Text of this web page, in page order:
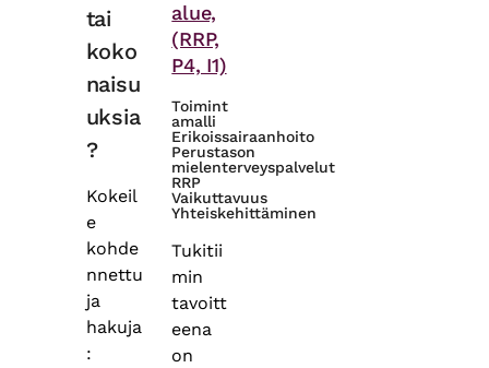
tai
koko
naisu
uksia
?
Kokeil
e
kohde
nnettu
ja
hakuja
:
alue,
(RRP,
P4, I1)
Toimint
amalli
Erikoissairaanhoito
Perustason
mielenterveyspalvelut
RRP
Vaikuttavuus
Yhteiskehittäminen
Tukitii
min
tavoitt
eena
on